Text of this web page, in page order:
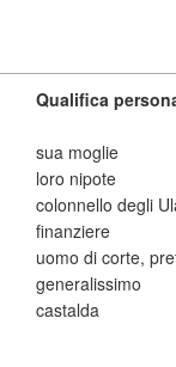
Qualifica
sua moglie
loro nipote
colonnello degli
finanziere
uomo di corte,
generalissimo
castalda